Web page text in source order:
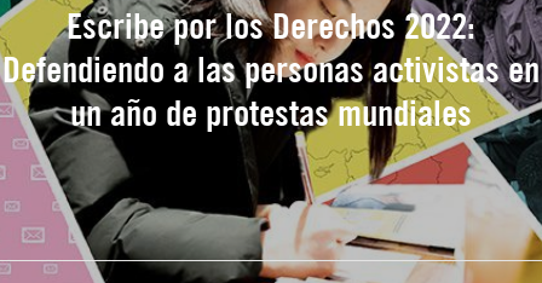
Escribe por los Derechos 2022:
Defendiendo a las personas activistas en
un año de protestas mundiales